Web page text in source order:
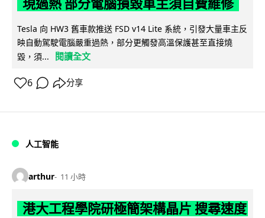
現過熱 部分電腦損毀車主須自費維修
Tesla 向 HW3 舊車款推送 FSD v14 Lite 系統，引發大量車主反
映自動駕駛電腦嚴重過熱，部分更觸發高溫保護甚至直接燒
毀，須...
閱讀全文
6 分享
人工智能
arthur 11 小時
港大工程學院研極簡架構晶片 搜尋速度